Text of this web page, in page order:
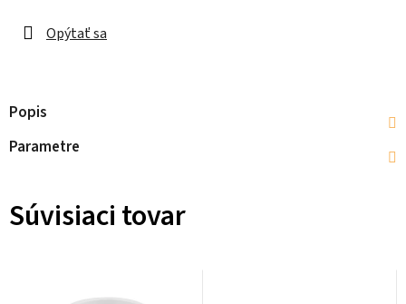
Opýtať sa
Popis
Parametre
Súvisiaci tovar